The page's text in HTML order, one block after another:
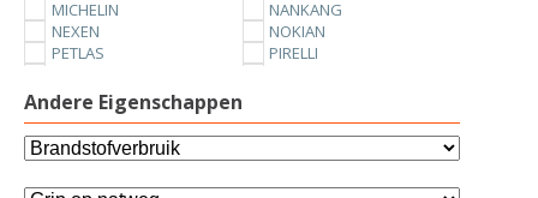
MICHELIN
NANKANG
NEXEN
NOKIAN
PETLAS
PIRELLI
UNIROYAL
YOKOHAMA
Andere Eigenschappen